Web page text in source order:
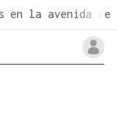
en la avenida de